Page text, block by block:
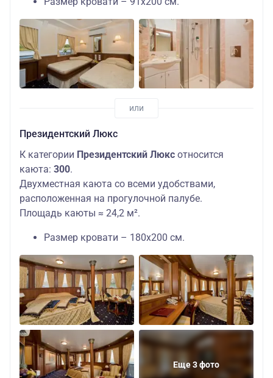
Президентский Люкс
К категории Президентский Люкс относится
каюта: 300.
Двухместная каюта со всеми удобствами,
расположенная на прогулочной палубе.
Площадь каюты ≈ 24,2 м².
Размер кровати – 180х200 см.
Еще 3 фото